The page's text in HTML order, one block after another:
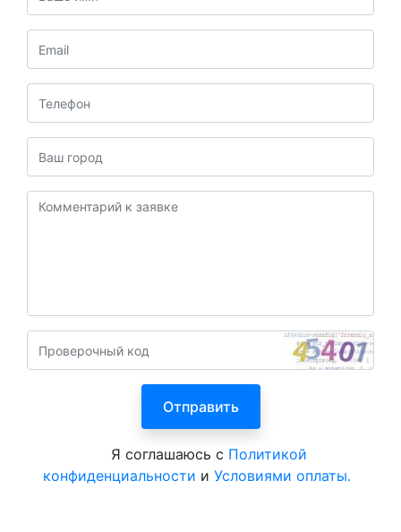
Я соглашаюсь с Политикой
конфиденциальности и Условиями оплаты.